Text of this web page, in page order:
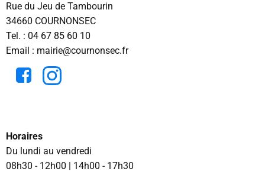
Rue du Jeu de Tambourin
34660 COURNONSEC
Tel. : 04 67 85 60 10
Email : mairie@cournonsec.fr
Horaires
Du lundi au vendredi
08h30 - 12h00 | 14h00 - 17h30